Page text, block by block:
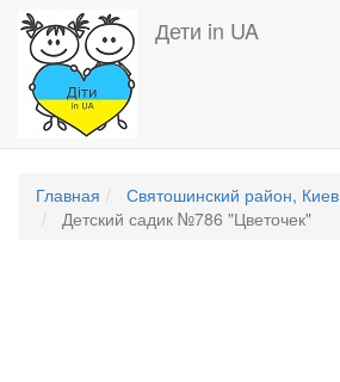
Перейти
основному
содержанию
Дети in UA
Главная
Святошинский район, Киев
Детский садик №786 "Цветочек"